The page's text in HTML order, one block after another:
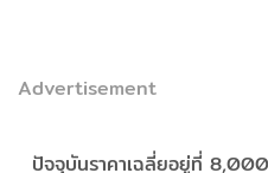
Advertisement
ปัจจุบันราคาเฉลี่ยอยู่ที่